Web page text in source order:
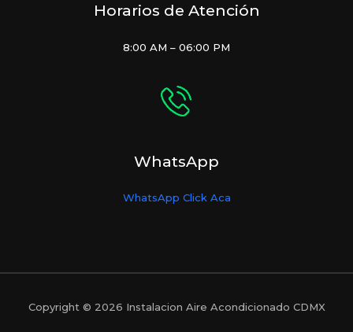
Horarios de Atención
8:00 AM – 06:00 PM
WhatsApp
WhatsApp Click Aca
Copyright © 2026 Instalacion Aire Acondicionado CDMX